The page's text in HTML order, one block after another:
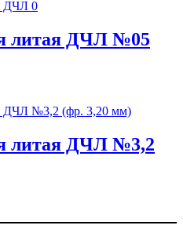
литая ДЧЛ №05
литая ДЧЛ №3,2